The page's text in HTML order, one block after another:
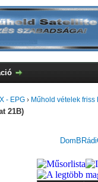
- EPG › Műhold vételek friss
21B)